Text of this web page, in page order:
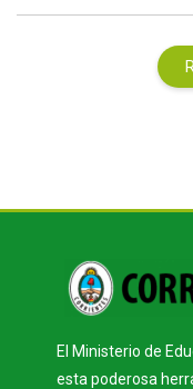
El Ministerio de
esta poderosa